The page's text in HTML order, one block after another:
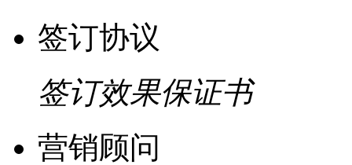
签订协议
签订效果保证书
营销顾问